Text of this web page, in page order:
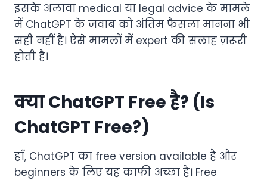
इसके अलावा medical या legal advice के मामले
में ChatGPT के जवाब को अंतिम फैसला मानना भी
सही नहीं है। ऐसे मामलों में expert की सलाह ज़रूरी
होती है।
क्या ChatGPT Free है? (Is
ChatGPT Free?)
हाँ, ChatGPT का free version available है और
beginners के लिए यह काफी अच्छा है। Free